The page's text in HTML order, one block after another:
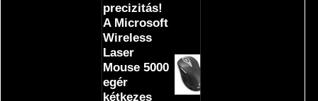
precizitás!
A Microsoft
Wireless
Laser
Mouse 5000
egér
kétkezes